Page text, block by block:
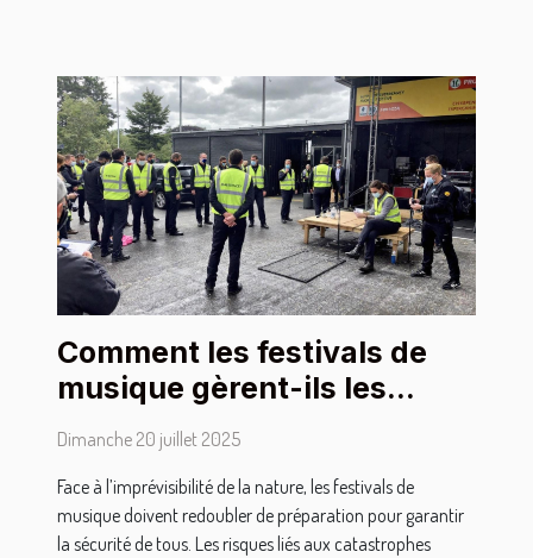
Comment les festivals de
musique gèrent-ils les
catastrophes naturelles ?
Dimanche 20 juillet 2025
Face à l’imprévisibilité de la nature, les festivals de
musique doivent redoubler de préparation pour garantir
la sécurité de tous. Les risques liés aux catastrophes